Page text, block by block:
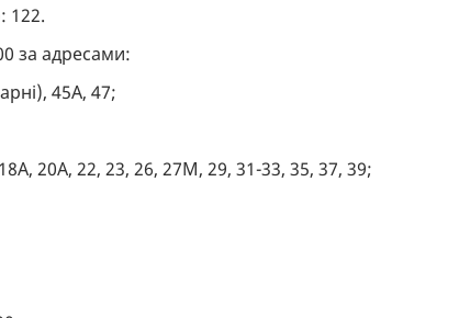
122.
за адресами:
45А, 47;
20А, 22, 23, 26, 27М, 29, 31-33, 35, 37, 39;